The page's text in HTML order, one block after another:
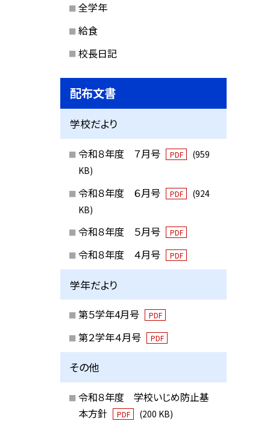
全学年
給食
校長日記
配布文書
学校だより
令和８年度 ７月号 PDF
(959
KB)
令和８年度 ６月号 PDF
(924
KB)
令和８年度 ５月号 PDF
令和８年度 ４月号 PDF
学年だより
第５学年4月号 PDF
第２学年４月号 PDF
その他
令和８年度 学校いじめ防止基
本方針
PDF (200 KB)